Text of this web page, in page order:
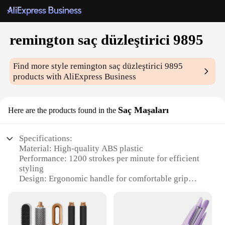
remington saç düzleştirici 9895
Find more styleremington saç düzleştirici 9895
products with AliExpress Business
Here are the products found in the Saç Maşaları
Specifications:
Material: High-quality ABS plastic
Performance: 1200 strokes per minute for efficient
styling
Design: Ergonomic handle for comfortable grip
Heat Settings: 30 heat settings for customizable
styling